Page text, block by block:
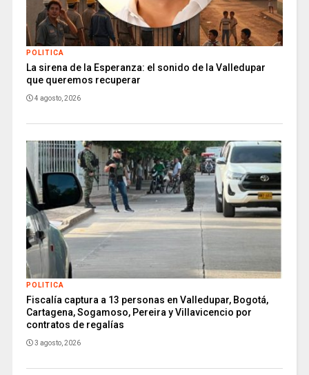
POLITICA
La sirena de la Esperanza: el sonido de la Valledupar
que queremos recuperar
4 agosto, 2026
POLITICA
Fiscalía captura a 13 personas en Valledupar, Bogotá,
Cartagena, Sogamoso, Pereira y Villavicencio por
contratos de regalías
3 agosto, 2026